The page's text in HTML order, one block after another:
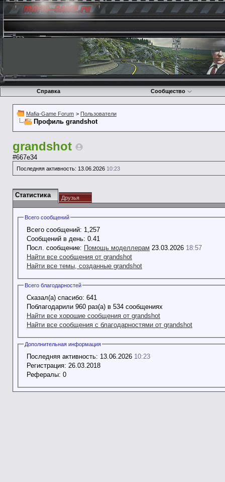
Справка Сообщество
Mafia-Game Forum > Пользователи
Профиль grandshot
grandshot
#667e34
Последняя активность: 13.06.2026 10:23
Статистика Друзья
Всего сообщений
Всего сообщений: 1,257
Сообщений в день: 0.41
Посл. сообщение: Помощь моделлерам 23.03.2026 18:57
Найти все сообщения от grandshot
Найти все темы, созданные grandshot
Всего благодарностей
Сказал(а) спасибо: 641
Поблагодарили 960 раз(а) в 534 сообщениях
Найти все хорошие сообщения от grandshot
Найти все сообщения с благодарностями от grandshot
Дополнительная информация
Последняя активность: 13.06.2026 10:23
Регистрация: 26.03.2018
Рефералы: 0